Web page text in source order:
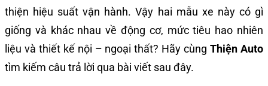
thiện hiệu suất vận hành. Vậy hai mẫu xe này có gì
giống và khác nhau về động cơ, mức tiêu hao nhiên
liệu và thiết kế nội – ngoại thất? Hãy cùngThiện Auto
tìm kiếm câu trả lời qua bài viết sau đây.